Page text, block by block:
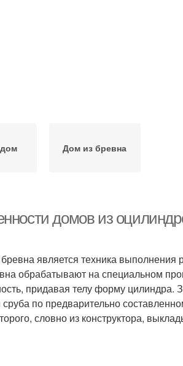
Дом из бревна
домов из
является техника выполнения
обрабатывают на специальном
придавая телу форму цилиндра.
по предварительно
словно из конструктора,